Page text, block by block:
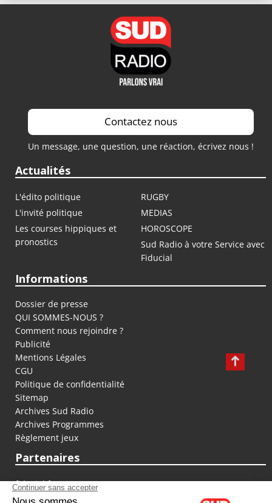
Contactez nous
Un message, une question, une réaction, écrivez nous !
Actualités
L'édito politique
RUGBY
L'invité politique
MEDIAS
Les courses hippiques et
pronostics
HOROSCOPE
Sud Radio à votre Service avec
Fiducial
Informations
Dossier de presse
QUI SOMMES-NOUS ?
Comment nous rejoindre ?
Publicité
Mentions Légales
CGU
Politique de confidentialité
Sitemap
Archives Sud Radio
Archives Programmes
Règlement jeux
Partenaires
fiducial.fr
lyoncapitale.fr